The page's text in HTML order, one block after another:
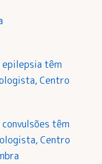
epilepsia têm
Centro
têm
Centro